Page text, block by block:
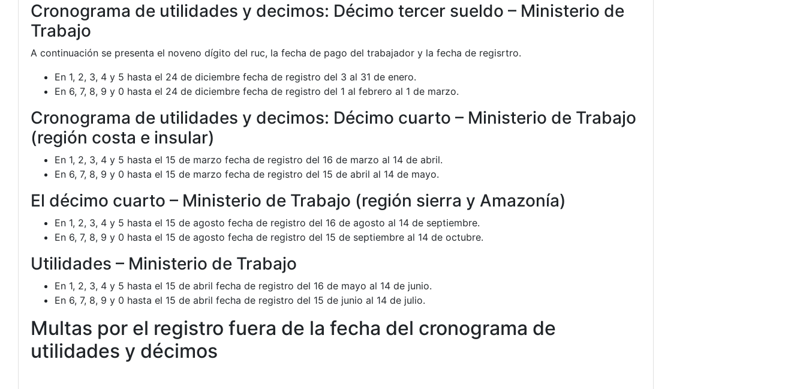
Cronograma de utilidades y decimos: Décimo tercer sueldo – Ministerio de
Trabajo
A continuación se presenta el noveno dígito del ruc, la fecha de pago del trabajador y la fecha de regisrtro.
En 1, 2, 3, 4 y 5 hasta el 24 de diciembre fecha de registro del 3 al 31 de enero.
En 6, 7, 8, 9 y 0 hasta el 24 de diciembre fecha de registro del 1 al febrero al 1 de marzo.
Cronograma de utilidades y decimos: Décimo cuarto – Ministerio de Trabajo
(región costa e insular)
En 1, 2, 3, 4 y 5 hasta el 15 de marzo fecha de registro del 16 de marzo al 14 de abril.
En 6, 7, 8, 9 y 0 hasta el 15 de marzo fecha de registro del 15 de abril al 14 de mayo.
El décimo cuarto – Ministerio de Trabajo (región sierra y Amazonía)
En 1, 2, 3, 4 y 5 hasta el 15 de agosto fecha de registro del 16 de agosto al 14 de septiembre.
En 6, 7, 8, 9 y 0 hasta el 15 de agosto fecha de registro del 15 de septiembre al 14 de octubre.
Utilidades – Ministerio de Trabajo
En 1, 2, 3, 4 y 5 hasta el 15 de abril fecha de registro del 16 de mayo al 14 de junio.
En 6, 7, 8, 9 y 0 hasta el 15 de abril fecha de registro del 15 de junio al 14 de julio.
Multas por el registro fuera de la fecha del cronograma de
utilidades y décimos